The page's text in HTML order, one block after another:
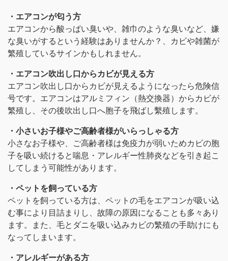
・エアコンが匂う方
エアコンから酸っぱい臭いや、雑巾のような臭いなど、嫌
な臭いがするという経験はありませんか？、カビや雑菌が
繁殖しているサインかもしれません。
・エアコン吹出し口からカビが見える方
エアコン吹出し口からカビが見えるようになったら危険信
号です。エアコンはアルミフィン（熱交換器）からカビが
繁殖し、その後吹出し口へ胞子を飛ばし繫殖します。
・小さいお子様やご高齢者様がいらっしゃる方
小さなお子様や、ご高齢者様は免疫力が弱いためカビの胞
子を吸い続けると喘息・アレルギー性肺炎などを引き起こ
してしまう可能性があります。
・ペットを飼っている方
ペットを飼っている方は、ペットの毛をエアコンが吸い込
む事により目詰まりし、故障の原因になることも多々あり
ます。また、毛とダニを吸い込みカビの繁殖の手助けにも
なってしまいます。
・アレルギーがある方